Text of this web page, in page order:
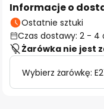
Informacje o
Ostatnie sztuki
Czas dostawy: 2 - 4
Żarówka nie jest
Wybierz żarówkę: